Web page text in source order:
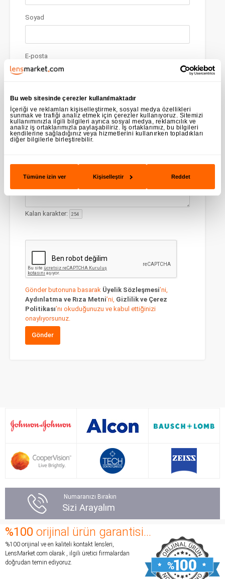
Bu web sitesinde çerezler kullanılmaktadır
İçeriği ve reklamları kişiselleştirmek, sosyal medya özellikleri
sunmak ve trafiği analiz etmek için çerezler kullanıyoruz. Sitemizi
kullanımınızla ilgili bilgileri ayrıca sosyal medya, reklamcılık ve
analiz iş ortaklarımızla paylaşabiliriz. İş ortaklarımız, bu bilgileri
kendilerine sağladığınız veya hizmetlerini kullanırken topladıkları
diğer bilgilerle birleştirebilir.
Tümüne izin ver Kişiselleştir Reddet
Soyad
E-posta
Telefon
Konu
Kalan karakter:
Gönder butonuna basarak Üyelik Sözleşmesi’ni,
Aydınlatma ve Rıza Metni’ni, Gizlilik ve Çerez
Politikası’nı okuduğunuzu ve kabul ettiğinizi
onaylıyorsunuz.
Gönder
Numaranızı Bırakın
Sizi Arayalım
%100 orijinal ürün garantisi...
%100 orijinal ve en kaliteli kontakt lensleri,
LensMarket.com olarak , ilgili üretici firmalardan
doğrudan temin ediyoruz.